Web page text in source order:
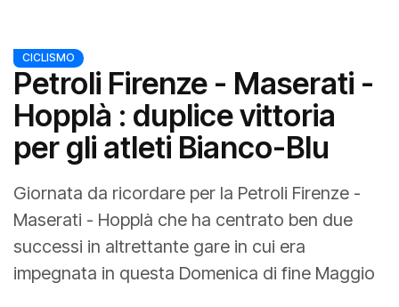
CICLISMO
Petroli Firenze - Maserati -
Hopplà : duplice vittoria
per gli atleti Bianco-Blu
Giornata da ricordare per la Petroli Firenze -
Maserati - Hopplà che ha centrato ben due
successi in altrettante gare in cui era
impegnata in questa Domenica di fine Maggio